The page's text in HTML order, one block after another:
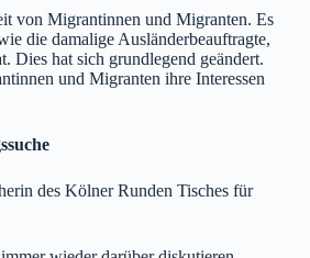
von Migrantinnen und Migranten. Es
die damalige Ausländerbeauftragte,
Dies hat sich grundlegend geändert.
und Migranten ihre Interessen
des Kölner Runden Tisches für